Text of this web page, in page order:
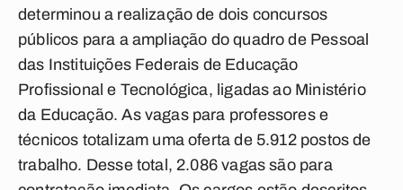
determinou a realização de dois concursos
públicos para a ampliação do quadro de Pessoal
das Instituições Federais de Educação
Profissional e Tecnológica, ligadas ao Ministério
da Educação. As vagas para professores e
técnicos totalizam uma oferta de 5.912 postos de
trabalho. Desse total, 2.086 vagas são para